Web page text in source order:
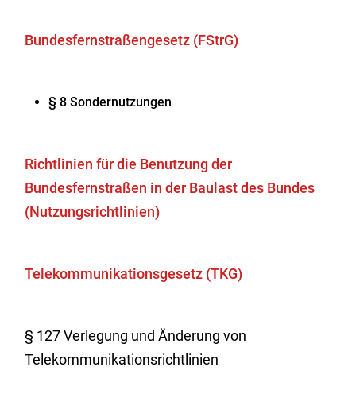
Bundesfernstraßengesetz (FStrG)
§ 8 Sondernutzungen
Richtlinien für die Benutzung der
Bundesfernstraßen in der Baulast des Bundes
(Nutzungsrichtlinien)
Telekommunikationsgesetz (TKG)
§ 127 Verlegung und Änderung von
Telekommunikationsrichtlinien